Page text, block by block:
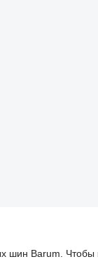
шин Barum. Чтобы